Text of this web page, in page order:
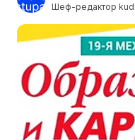
Шеф-редактор